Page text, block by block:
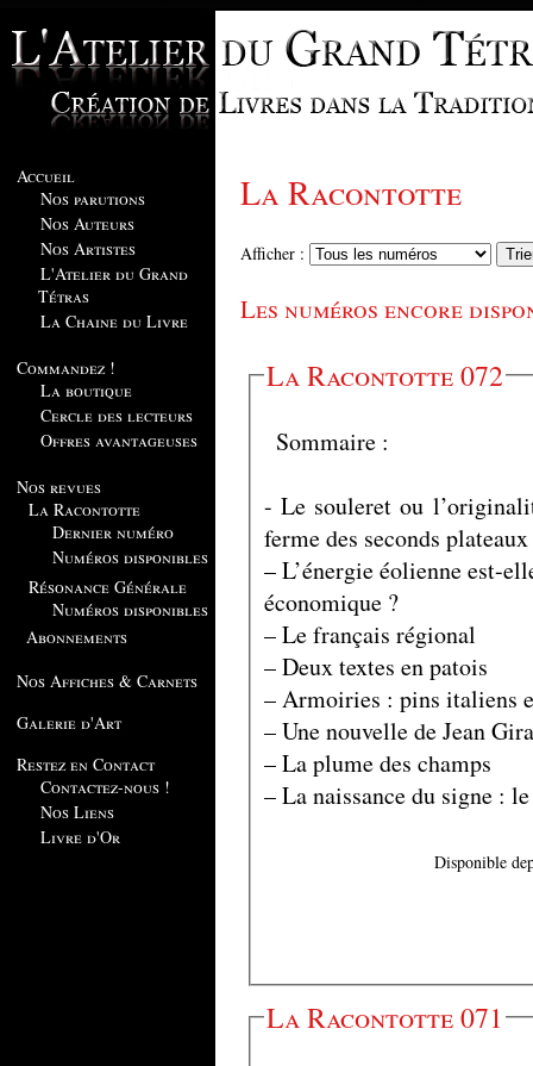
Accueil
Nos parutions
Nos Auteurs
Nos Artistes
L'Atelier du Grand
Tétras
La Chaine du Livre
Commandez !
La boutique
Cercle des lecteurs
Offres avantageuses
Nos revues
La Racontotte
Dernier numéro
Numéros disponibles
Résonance Générale
Numéros disponibles
Abonnements
Nos Affiches & Carnets
Galerie d'Art
Restez en Contact
Contactez-nous !
Nos Liens
Livre d'Or
La Racontotte
Afficher :
Les numéros encore
La Racontotte 072
Sommaire :
- Le souleret ou
ferme des seconds
– L’énergie éolienne est-
économique ?
– Le français régional
– Deux textes en patois
– Armoiries : pins italiens
– Une nouvelle de Jean
– La plume des champs
– La naissance du signe :
Disponible
La Racontotte 071